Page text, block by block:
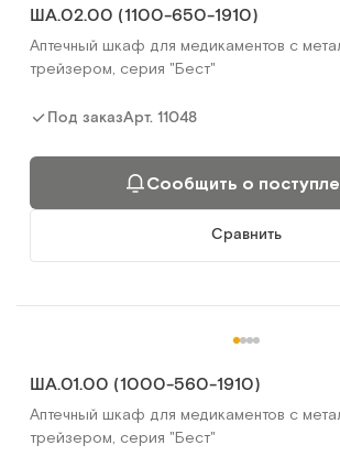
ША.02.00 (1100-650-1910)
Аптечный шкаф для медикаментов с
трейзером, серия "Бест"
Под заказАрт. 11048
Сообщить о
Сравнить
ША.01.00 (1000-560-1910)
Аптечный шкаф для медикаментов с
трейзером, серия "Бест"